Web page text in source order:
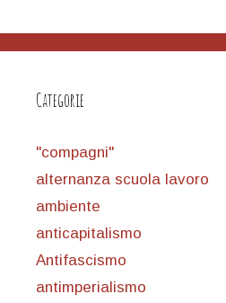
Categorie
"compagni"
alternanza scuola lavoro
ambiente
anticapitalismo
Antifascismo
antimperialismo